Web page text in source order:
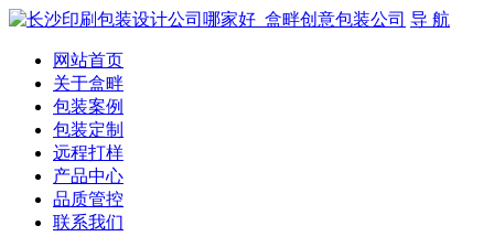
导 航
网站首页
关于盒畔
包装案例
包装定制
远程打样
产品中心
品质管控
联系我们